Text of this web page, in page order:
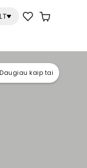
LT
Daugiau kaip tai